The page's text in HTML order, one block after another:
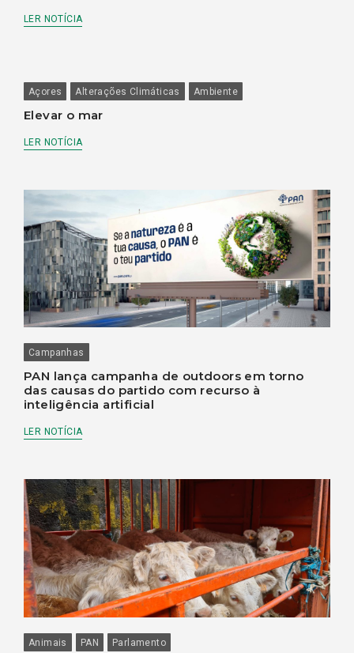
LER NOTÍCIA
Açores Alterações Climáticas Ambiente
Elevar o mar
LER NOTÍCIA
Campanhas
PAN lança campanha de outdoors em torno
das causas do partido com recurso à
inteligência artificial
LER NOTÍCIA
Animais PAN Parlamento